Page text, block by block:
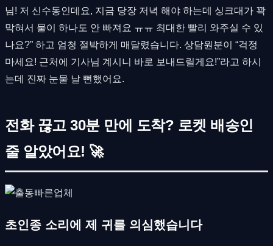
님! 저 신수동인데요, 지금 당장 저녁 해야 하는데 싱크대가 꽉
막혀서 물이 하나도 안 빠져요 ㅠㅠ 최대한 빨리 와주실 수 있
나요?” 하고 엄청 절박하게 매달렸습니다. 상담원분이 “걱정
마세요! 근처에 기사님 계시니 바로 보내드릴게요!”라고 하시
는데 진짜 눈물 날 뻔했어요.
전화 끊고 30분 만에 도착? 로켓 배송인
줄 알았어요! 🚀
초인종 소리에 제 귀를 의심했습니다